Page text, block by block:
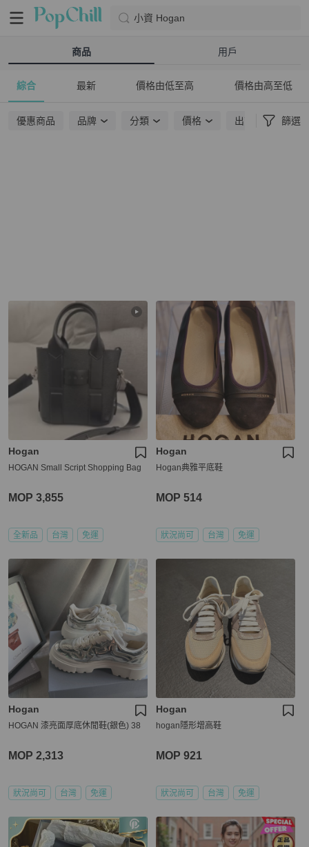
小資 Hogan
商品 用戶
綜合 最新 價格由低至高 價格由高至低
優惠商品 品牌 分類 價格 出貨地點 篩選
Hogan
HOGAN Small Script Shopping Bag
MOP 3,855
全新品 台灣 免運
Hogan
Hogan典雅平底鞋
MOP 514
狀況尚可 台灣 免運
Hogan
HOGAN 漆亮面厚底休閒鞋(銀色) 38
MOP 2,313
狀況尚可 台灣 免運
Hogan
hogan隱形增高鞋
MOP 921
狀況尚可 台灣 免運